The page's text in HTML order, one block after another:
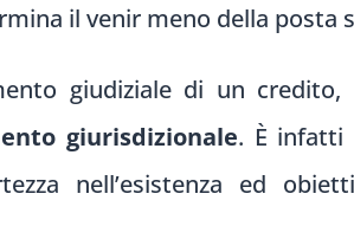
il venir meno della posta
giudiziale di un
giurisdizionale. È infatti
nell’esistenza ed